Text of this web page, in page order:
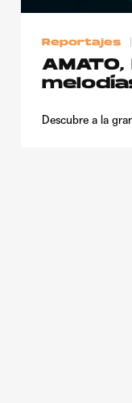
© 2015-2022
Reportajes
Descubre a la